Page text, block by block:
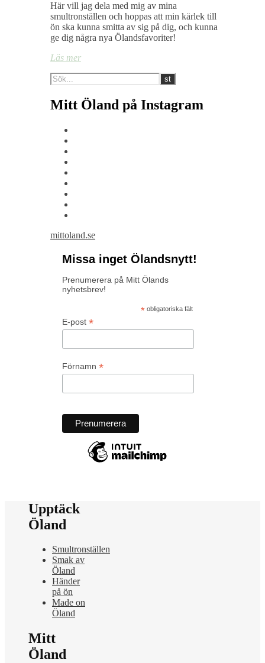
Här vill jag dela med mig av mina
smultronställen och hoppas att min kärlek till
ön ska kunna smitta av sig på dig, och kunna
ge dig några nya Ölandsfavoriter!
Läs mer
Mitt Öland på Instagram
mittoland.se
Missa inget Ölandsnytt!
Prenumerera på Mitt Ölands
nyhetsbrev!
*obligatoriska fält
E-post *
Förnamn *
Upptäck
Öland
Smultronställen
Smak av
Öland
Händer
på ön
Made on
Öland
Mitt
Öland